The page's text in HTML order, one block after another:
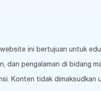
ini bertujuan untuk
dan pengalaman di bidang
Konten tidak dimaksudkan